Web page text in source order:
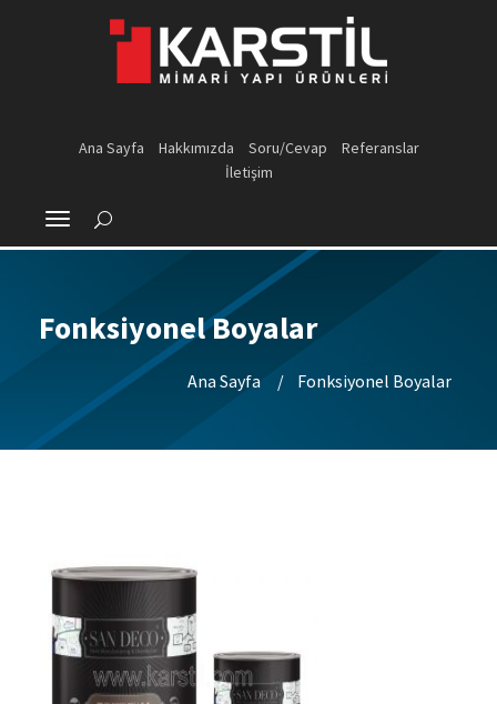
Ana Sayfa Hakkımızda Soru/Cevap
Referanslar
İletişim
Fonksiyonel Boyalar
Ana Sayfa Fonksiyonel Boyalar